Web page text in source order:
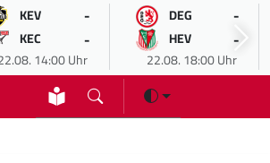
KEV -
KEC -
14:00 Uhr
DEG -
HEV -
22.08. 18:00 Uhr